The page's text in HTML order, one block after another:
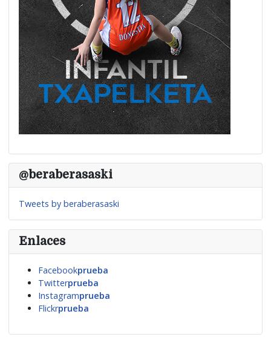
@beraberasaski
Tweets by beraberasaski
Enlaces
Facebookprueba
Twitterprueba
Instagramprueba
Flickrprueba